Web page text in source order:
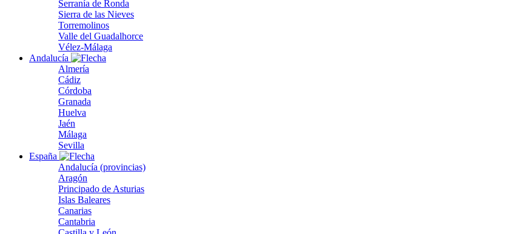
Serranía de Ronda
Sierra de las Nieves
Torremolinos
Valle del Guadalhorce
Vélez-Málaga
Andalucía
Almería
Cádiz
Córdoba
Granada
Huelva
Jaén
Málaga
Sevilla
España
Andalucía (provincias)
Aragón
Principado de Asturias
Islas Baleares
Canarias
Cantabria